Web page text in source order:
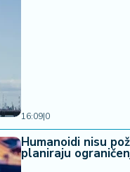
16:09|0
Humanoidi nisu
planiraju